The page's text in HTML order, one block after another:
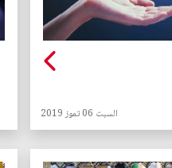
السبت 06 تموز 2019